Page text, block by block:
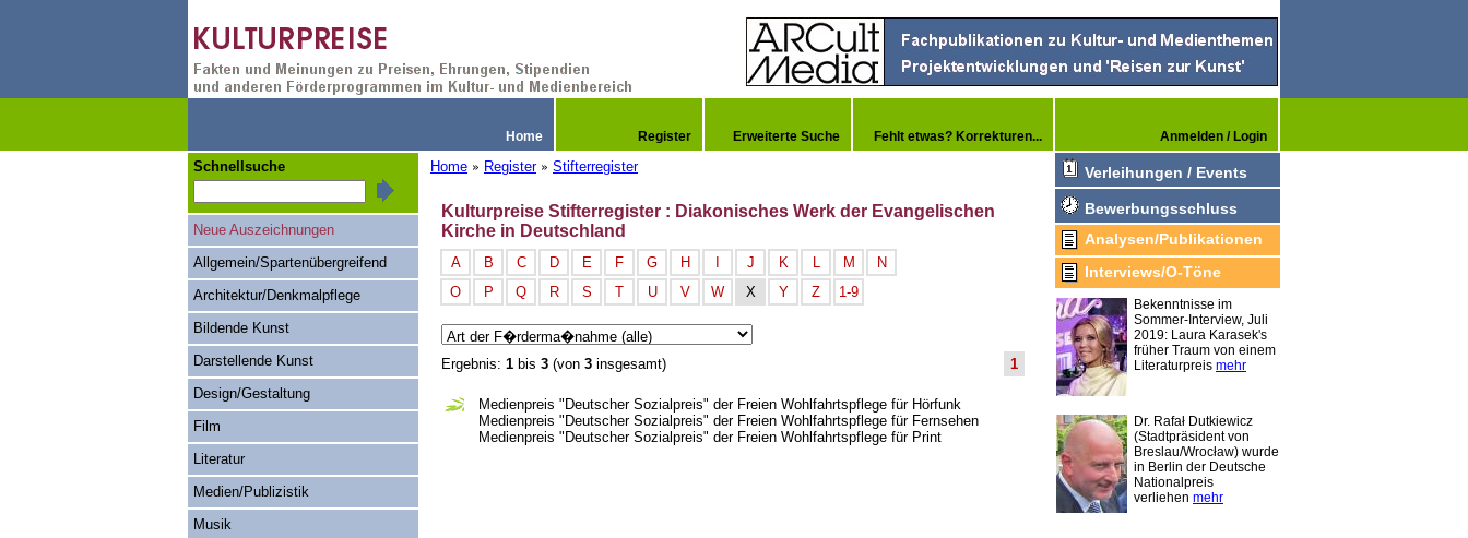
Home Register Erweiterte Suche Fehlt etwas? Korrekturen... Anmelden / Login
Home » Register » Stifterregister
Kulturpreise Stifterregister : Diakonisches Werk der Evangelischen
Kirche in Deutschland
A B C D E F G H J K L M
N
O
P Q R S T U V W X Y Z 1-9
Ergebnis: 1 bis 3 (von 3 insgesamt) 1
Medienpreis "Deutscher Sozialpreis" der Freien Wohlfahrtspflege für Hörfunk
Medienpreis "Deutscher Sozialpreis" der Freien Wohlfahrtspflege für Fernsehen
Medienpreis "Deutscher Sozialpreis" der Freien Wohlfahrtspflege für Print
Schnellsuche
Neue Auszeichnungen
Allgemein/Spartenübergreifend
Architektur/Denkmalpflege
Bildende Kunst
Darstellende Kunst
Design/Gestaltung
Film
Literatur
Medien/Publizistik
Musik
Verleihungen / Events
Bewerbungsschluss
Analysen/Publikationen
Interviews/O-Töne
Bekenntnisse im
Sommer-Interview, Juli
2019: Laura Karasek's
früher Traum von einem
Literaturpreis mehr
Dr. Rafał Dutkiewicz
(Stadtpräsident von
Breslau/Wrocław) wurde
in Berlin der Deutsche
Nationalpreis
verliehen mehr